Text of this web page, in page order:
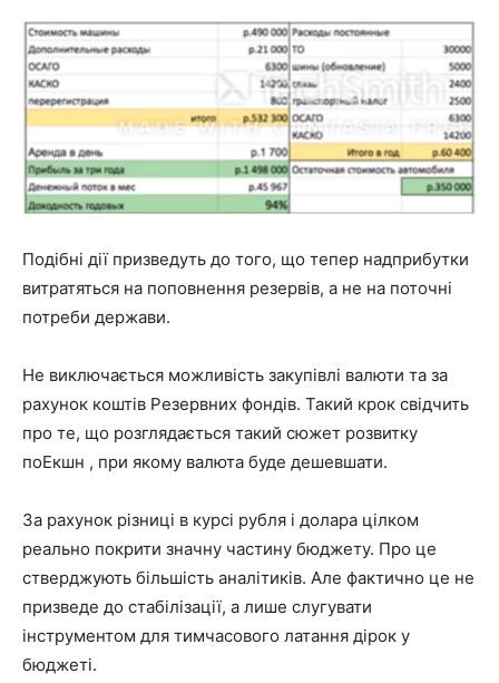
Подібні дії призведуть до того, що тепер надприбутки
витратяться на поповнення резервів, а не на поточні
потреби держави.
Не виключається можливість закупівлі валюти та за
рахунок коштів Резервних фондів. Такий крок свідчить
про те, що розглядається такий сюжет розвитку
поЕкшн , при якому валюта буде дешевшати.
За рахунок різниці в курсі рубля і долара цілком
реально покрити значну частину бюджету. Про це
стверджують більшість аналітиків. Але фактично це не
призведе до стабілізації, а лише слугувати
інструментом для тимчасового латання дірок у
бюджеті.